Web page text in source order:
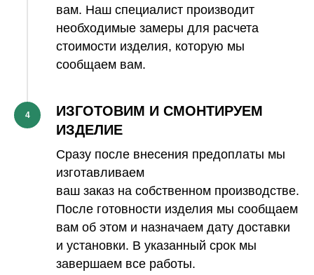
вам. Наш специалист производит
необходимые замеры для расчета
стоимости изделия, которую мы
сообщаем вам.
4
ИЗГОТОВИМ И СМОНТИРУЕМ
ИЗДЕЛИЕ
Сразу после внесения предоплаты мы
изготавливаем
ваш заказ на собственном производстве.
После готовности изделия мы сообщаем
вам об этом и назначаем дату доставки
и установки. В указанный срок мы
завершаем все работы.